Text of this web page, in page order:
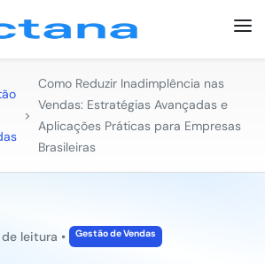
>
Como Reduzir Inadimplência nas
Vendas: Estratégias Avançadas e
Aplicações Práticas para Empresas
Brasileiras
leitura • Gestão de Vendas